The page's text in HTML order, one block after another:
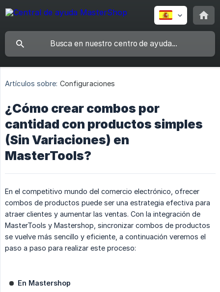
Artículos sobre: Configuraciones
¿Cómo crear combos por
cantidad con productos simples
(Sin Variaciones) en
MasterTools?
En el competitivo mundo del comercio electrónico, ofrecer
combos de productos puede ser una estrategia efectiva para
atraer clientes y aumentar las ventas. Con la integración de
MasterTools y Mastershop, sincronizar combos de productos
se vuelve más sencillo y eficiente, a continuación veremos el
paso a paso para realizar este proceso:
En Mastershop